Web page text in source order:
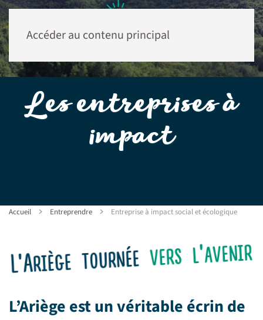
Accéder au contenu principal
Les entreprises à
impact
Accueil Entreprendre Entreprise à impact social et écologique
L'Ariège tournéevers l'avenir
L’Ariège est un véritable écrin de